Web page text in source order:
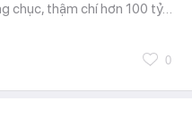
chục, thậm chí hơn 100 tỷ…
0